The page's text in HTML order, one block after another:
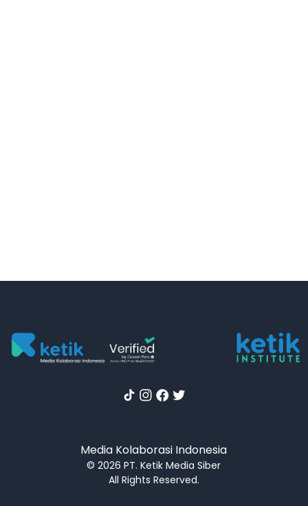
Media Kolaborasi Indonesia
© 2026 PT. Ketik Media Siber
All Rights Reserved.